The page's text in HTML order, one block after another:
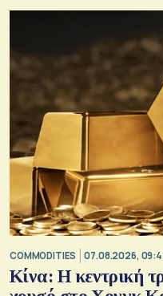
COMMODITIES 07.08.2026,
Κίνα: Η κεντρική